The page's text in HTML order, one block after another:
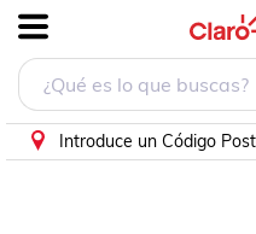
Introduce un Código
PorPor
Por